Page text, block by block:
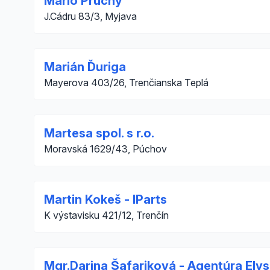
J.Cádru 83/3, Myjava
Marián Ďuriga
Mayerova 403/26, Trenčianska Teplá
Martesa spol. s r.o.
Moravská 1629/43, Púchov
Martin Kokeš - IParts
K výstavisku 421/12, Trenčín
Mgr.Darina Šafariková - Agentúra